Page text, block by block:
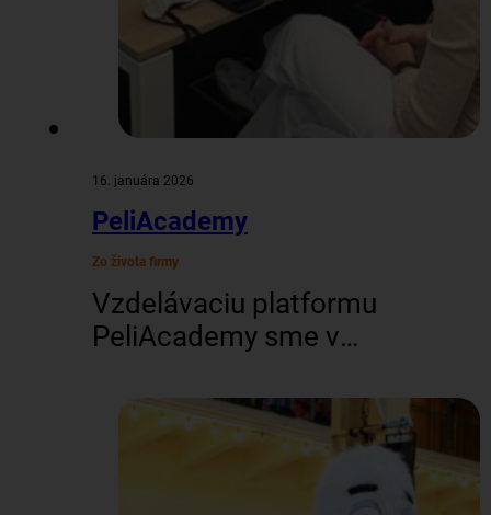
16. januára 2026
PeliAcademy
Zo života firmy
Vzdelávaciu platformu
PeliAcademy sme v
roku 2024. V jej prvej fáze
sme kolegom ponúkli
témy ako projektové